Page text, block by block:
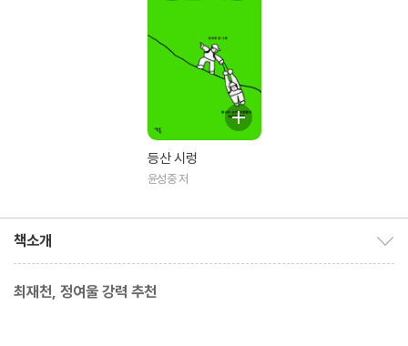
등산 시렁
윤성중 저
책소개
최재천, 정여울 강력 추천